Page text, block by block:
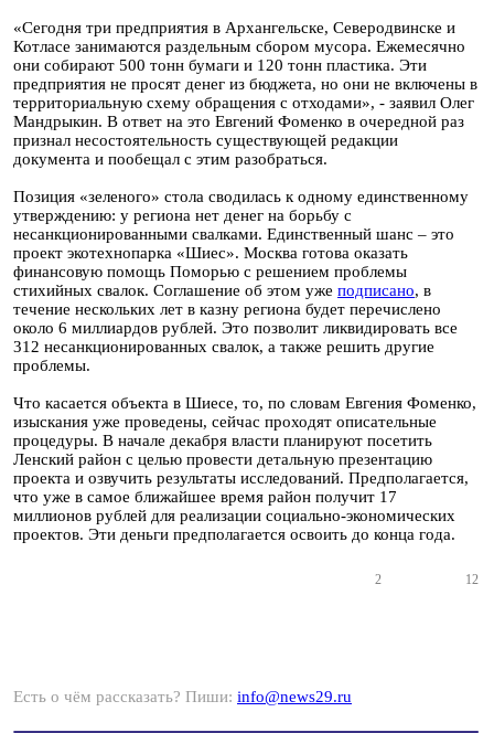
«Сегодня три предприятия в Архангельске, Северодвинске и
Котласе занимаются раздельным сбором мусора. Ежемесячно
они собирают 500 тонн бумаги и 120 тонн пластика. Эти
предприятия не просят денег из бюджета, но они не включены в
территориальную схему обращения с отходами», - заявил Олег
Мандрыкин. В ответ на это Евгений Фоменко в очередной раз
признал несостоятельность существующей редакции
документа и пообещал с этим разобраться.
Позиция «зеленого» стола сводилась к одному единственному
утверждению: у региона нет денег на борьбу с
несанкционированными свалками. Единственный шанс – это
проект экотехнопарка «Шиес». Москва готова оказать
финансовую помощь Поморью с решением проблемы
стихийных свалок. Соглашение об этом уже подписано, в
течение нескольких лет в казну региона будет перечислено
около 6 миллиардов рублей. Это позволит ликвидировать все
312 несанкционированных свалок, а также решить другие
проблемы.
Что касается объекта в Шиесе, то, по словам Евгения Фоменко,
изыскания уже проведены, сейчас проходят описательные
процедуры. В начале декабря власти планируют посетить
Ленский район с целью провести детальную презентацию
проекта и озвучить результаты исследований. Предполагается,
что уже в самое ближайшее время район получит 17
миллионов рублей для реализации социально-экономических
проектов. Эти деньги предполагается освоить до конца года.
2 12
Есть о чём рассказать? Пиши: info@news29.ru